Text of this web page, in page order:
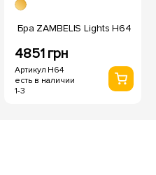
Бра ZAMBELIS Lights H64
4851 грн
Артикул H64
есть в наличии
1-3